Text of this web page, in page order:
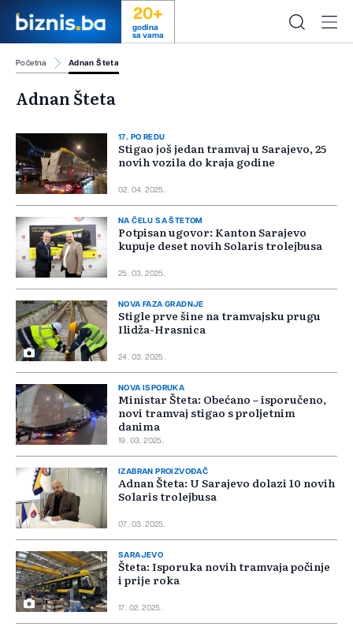
20+
godina
sa vama
Početna Adnan Šteta
Adnan Šteta
17. PO REDU
Stigao još jedan tramvaj u Sarajevo, 25
novih vozila do kraja godine
02. 04. 2025.
NA ČELU SA ŠTETOM
Potpisan ugovor: Kanton Sarajevo
kupuje deset novih Solaris trolejbusa
25. 03. 2025.
NOVA FAZA GRADNJE
Stigle prve šine na tramvajsku prugu
Ilidža-Hrasnica
24. 03. 2025.
NOVA ISPORUKA
Ministar Šteta: Obećano – isporučeno,
novi tramvaj stigao s proljetnim
danima
19. 03. 2025.
IZABRAN PROIZVOĐAČ
Adnan Šteta: U Sarajevo dolazi 10 novih
Solaris trolejbusa
07. 03. 2025.
SARAJEVO
Šteta: Isporuka novih tramvaja počinje
i prije roka
17. 02. 2025.